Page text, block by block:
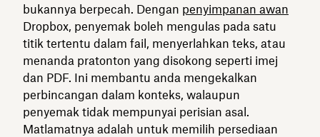
bukannya berpecah. Dengan penyimpanan awan
Dropbox, penyemak boleh mengulas pada satu
titik tertentu dalam fail, menyerlahkan teks, atau
menanda pratonton yang disokong seperti imej
dan PDF. Ini membantu anda mengekalkan
perbincangan dalam konteks, walaupun
penyemak tidak mempunyai perisian asal.
Matlamatnya adalah untuk memilih persediaan